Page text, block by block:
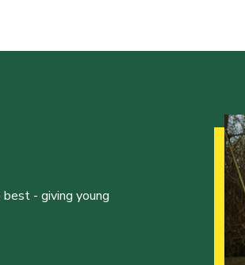
- giving young